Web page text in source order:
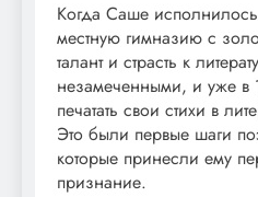
Когда Саше
местную гимназию с
талант и страсть к
незамеченными, и уже в
печатать свои стихи в
Это были первые шаги
которые принесли ему
признание.